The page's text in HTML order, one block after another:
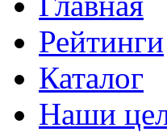
Рейтинги
Каталог
Наши